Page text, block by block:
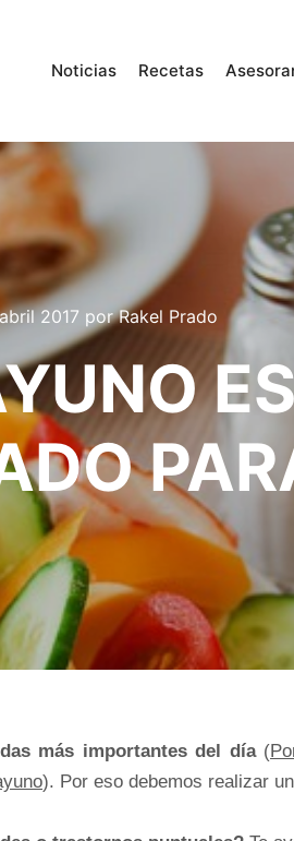
Noticias Recetas
2017 porRakel Prado
más importantes del día(
). Por eso debemos realizar